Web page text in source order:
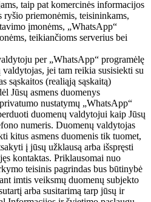
taip pat komercinės informacijos
priemonėmis, teisininkams,
įmonėms, „WhatsApp“
teikiančioms serverius bei
per „WhatsApp“ programėlę
valdytojas, jei tam reikia susisiekti su
sąskaitos (realiąją sąskaitą)
Jūsų asmens duomenys
nustatymų „WhatsApp“
duomenų valdytojui kaip Jūsų
numeris. Duomenų valdytojas
kitus asmens duomenis tik tuomet,
į jūsų užklausą arba išspręsti
kontaktas. Priklausomai nuo
teisinis pagrindas bus būtinybė
imtis veiksmų duomenų subjekto
arba susitarimą tarp jūsų ir